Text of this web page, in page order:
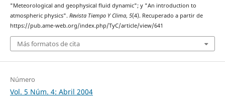
"Meteorological and geophysical fluid dynamic"; y "An introduction to
atmospheric physics". Revista Tiempo Y Clima, 5(4). Recuperado a partir de
https://pub.ame-web.org/index.php/TyC/article/view/641
Más formatos de cita
Número
Vol. 5 Núm. 4: Abril 2004